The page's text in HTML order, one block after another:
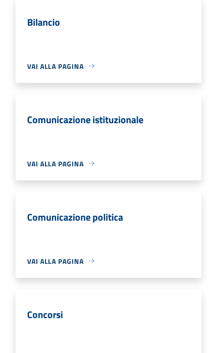
Bilancio
VAI ALLA PAGINA
Comunicazione istituzionale
VAI ALLA PAGINA
Comunicazione politica
VAI ALLA PAGINA
Concorsi